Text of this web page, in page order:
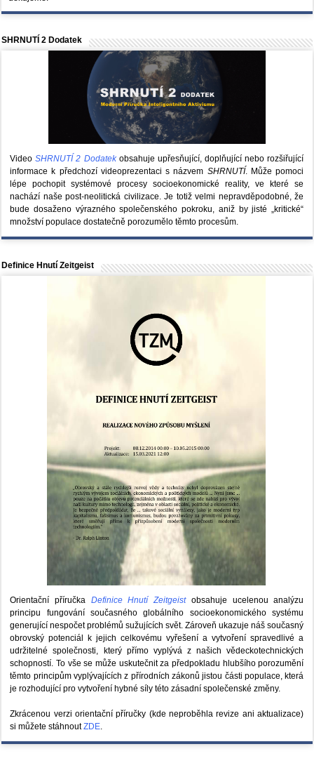
SHRNUTÍ 2 Dodatek
VideoSHRNUTÍ 2 Dodatekobsahuje upřesňující, doplňující nebo rozšiřující
informace k předchozí videoprezentaci s názvem SHRNUTÍ. Může pomoci
lépe pochopit systémové procesy socioekonomické reality, ve které se
nachází naše post-neolitická civilizace. Je totiž velmi nepravděpodobné, že
bude dosaženo výrazného společenského pokroku, aniž by jisté „kritické“
množství populace dostatečně porozumělo těmto procesům.
Definice Hnutí Zeitgeist
Orientační příručka Definice Hnutí Zeitgeistobsahuje ucelenou analýzu
principu fungování současného globálního socioekonomického systému
generující nespočet problémů sužujících svět. Zároveň ukazuje náš současný
obrovský potenciál k jejich celkovému vyřešení a vytvoření spravedlivé a
udržitelné společnosti, který přímo vyplývá z našich vědeckotechnických
schopností. To vše se může uskutečnit za předpokladu hlubšího porozumění
těmto principům vyplývajících z přírodních zákonů jistou části populace, která
je rozhodující pro vytvoření hybné síly této zásadní společenské změny.
Zkrácenou verzi orientační příručky (kde neproběhla revize ani aktualizace)
si můžete stáhnoutZDE.